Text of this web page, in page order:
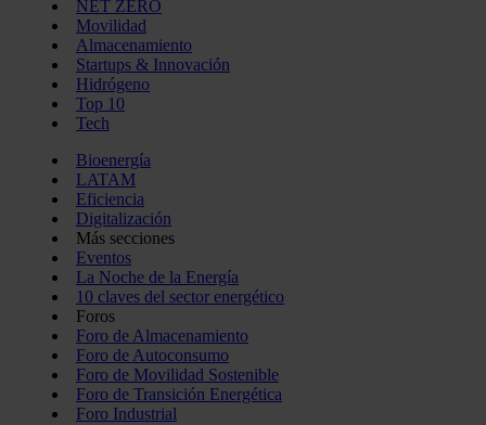
NET ZERO
Movilidad
Almacenamiento
Startups & Innovación
Hidrógeno
Top 10
Tech
Bioenergía
LATAM
Eficiencia
Digitalización
Más secciones
Eventos
La Noche de la Energía
10 claves del sector energético
Foros
Foro de Almacenamiento
Foro de Autoconsumo
Foro de Movilidad Sostenible
Foro de Transición Energética
Foro Industrial